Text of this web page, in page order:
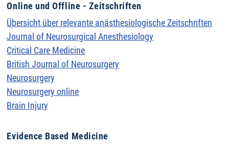
Online und Offline - Zeitschriften
Übersicht über relevante anästhesiologische Zeitschriften
Journal of Neurosurgical Anesthesiology
Critical Care Medicine
British Journal of Neurosurgery
Neurosurgery
Neurosurgery online
Brain Injury
Evidence Based Medicine